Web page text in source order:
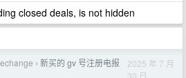
closed deals, is not hidden
› 新买的 gv 号注册电报
2025 年 7 月
30 日